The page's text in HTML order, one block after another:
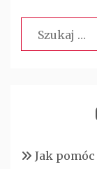
Szukaj:
Jak